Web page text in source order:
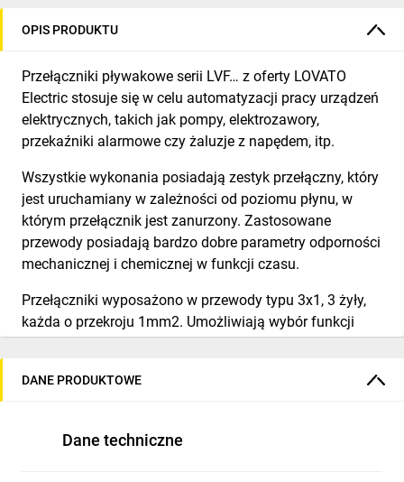
OPIS PRODUKTU
Przełączniki pływakowe serii LVF… z oferty LOVATO
Electric stosuje się w celu automatyzacji pracy urządzeń
elektrycznych, takich jak pompy, elektrozawory,
przekaźniki alarmowe czy żaluzje z napędem, itp.
Wszystkie wykonania posiadają zestyk przełączny, który
jest uruchamiany w zależności od poziomu płynu, w
którym przełącznik jest zanurzony. Zastosowane
przewody posiadają bardzo dobre parametry odporności
mechanicznej i chemicznej w funkcji czasu.
Przełączniki wyposażono w przewody typu 3x1, 3 żyły,
każda o przekroju 1mm2. Umożliwiają wybór funkcji
pracy (napełnianie lub opróżnianie) podczas fazy
zakresie aplikacji komunalnych i przemysłowych, od
DANE PRODUKTOWE
Dane techniczne